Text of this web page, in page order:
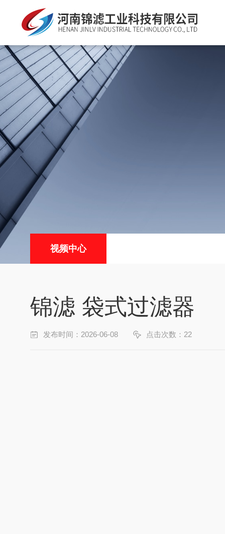
视频中心
锦滤 袋式过滤器
发布时间：2026-06-08 点击次数：22